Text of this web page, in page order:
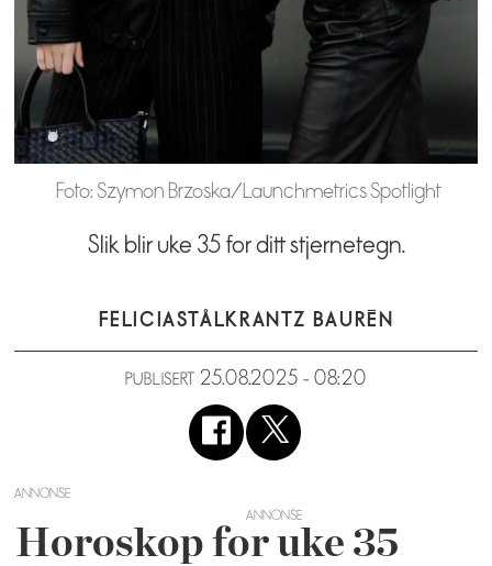
Foto: Szymon Brzoska/Launchmetrics Spotlight
Slik blir uke 35 for ditt stjernetegn.
FELICIASTÅLKRANTZ BAURÉN
PUBLISERT 25.08.2025 - 08:20
ANNONSE
Horoskop for uke 35